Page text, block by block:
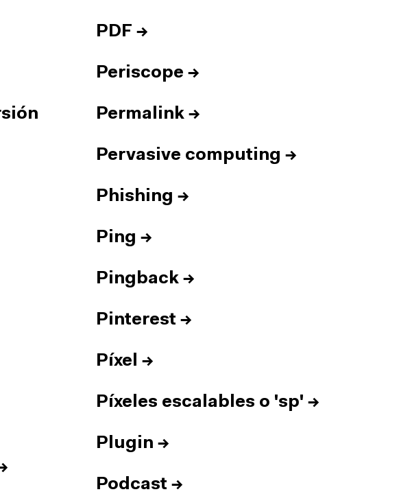
PDF →
Periscope →
Permalink →
Pervasive computing →
Phishing →
Ping →
Pingback →
Pinterest →
Píxel →
Píxeles escalables o 'sp' →
Plugin →
Podcast →